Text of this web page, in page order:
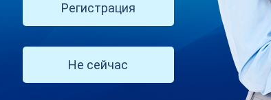
У Анжелика
Регистрация
Не сейчас